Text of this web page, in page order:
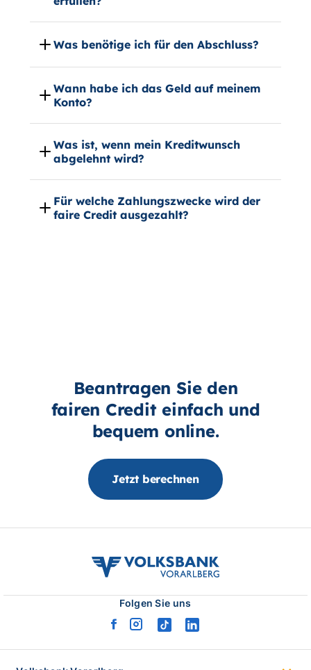
Beantragen Sie den
fairen Credit einfach und
bequem online.
Jetzt berechnen
volksbank
vvb
Folgen Sie uns
facebook
instagram
tiktoklinkedin